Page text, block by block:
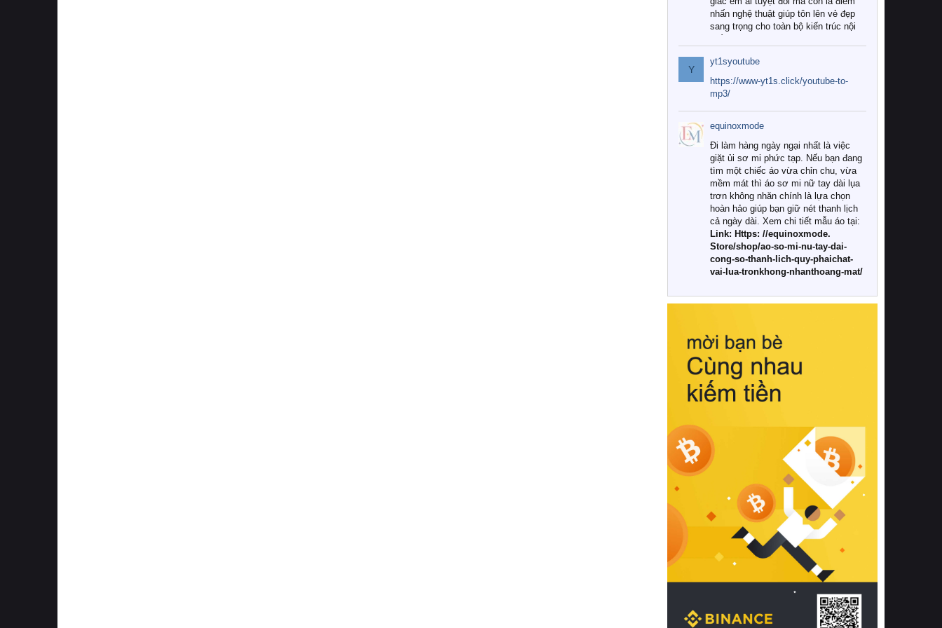
nhấn nghệ thuật giúp tôn lên vẻ đẹp
sang trọng cho toàn bộ kiến trúc nội
Tuy nhiên, giữa thị trường đa dạng
với vô vàn thương hiệu và mẫu mã
như hiện nay, làm thế nào để chọn
được những bộ chăn ga gối đệm cao
cấp thực sự chất lượng, phù hợp với
khí hậu và nhu cầu sử dụng của gia
đình? Hãy cùng chúng tôi đi tìm lời
giải đáp chi tiết qua bài viết dưới đây.
1. Tại sao các gia đình hiện đại lại ưa
chuộng chăn ga gối đệm cao cấp?
Khác với các dòng sản phẩm thông
thường, những bộ chăn ga gối đệm
cao cấp trải qua quy trình sản xuất
nghiêm ngặt từ khâu chọn lọc nguyên
liệu tự nhiên đến công nghệ dệt
nhuộm hiện đại không chứa hóa chất
này, bạn sẽ cảm nhận rõ rệt sự khác
hồi chuẩn xác của phần đệm nâng đỡ
cột sống.
Bên cạnh đó, việc lựa chọn các dòng
sản phẩm đạt chuẩn chất lượng quốc
tế còn giúp ngăn ngừa tình trạng kích
khuẩn và nấm mốc trong điều kiện
thời tiết nóng ẩm. Bạn có thể tìm hiểu
thêm các nghiên cứu khoa học về tác
động của giấc ngủ và môi trường
phòng ngủ đối với sức khỏe con
người tại Sleep Foundation (External
Link) để có cái nhìn toàn diện hơn.
2. Các tiêu chí vàng khi lựa chọn
chăn ga gối đệm cao cấp cho phòng
ngủ
Để sở hữu một bộ chăn ga gối đệm
cao cấp hoàn hảo cả về thẩm mỹ lẫn
công năng, người tiêu dùng cần cân
nhắc kỹ lưỡng các tiêu chí quan trọng
Y
yt1syoutube
https://www-yt1s.click/youtube-to-
mp3/
equinoxmode
Đi làm hàng ngày ngại nhất là việc
giặt ủi sơ mi phức tạp. Nếu bạn đang
tìm một chiếc áo vừa chỉn chu, vừa
mềm mát thì áo sơ mi nữ tay dài lụa
trơn không nhăn chính là lựa chọn
hoàn hảo giúp bạn giữ nét thanh lịch
cả ngày dài. Xem chi tiết mẫu áo tại:
Link: Https: //equinoxmode.
Store/shop/ao-so-mi-nu-tay-dai-
cong-so-thanh-lich-quy-phaichat-
vai-lua-tronkhong-nhanthoang-mat/